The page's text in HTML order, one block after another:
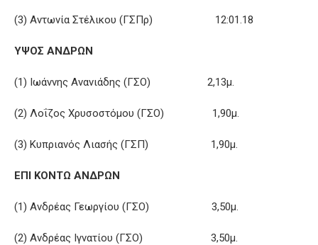
(3) Αντωνία Στέλικου (ΓΣΠρ) 12:01.18
ΥΨΟΣ ΑΝΔΡΩΝ
(1) Ιωάννης Ανανιάδης (ΓΣΟ) 2,13μ.
(2) Λοΐζος Χρυσοστόμου (ΓΣΟ) 1,90μ.
(3) Κυπριανός Λιασής (ΓΣΠ) 1,90μ.
ΕΠΙ ΚΟΝΤΩ ΑΝΔΡΩΝ
(1) Ανδρέας Γεωργίου (ΓΣΟ) 3,50μ.
(2) Ανδρέας Ιγνατίου (ΓΣΟ) 3,50μ.